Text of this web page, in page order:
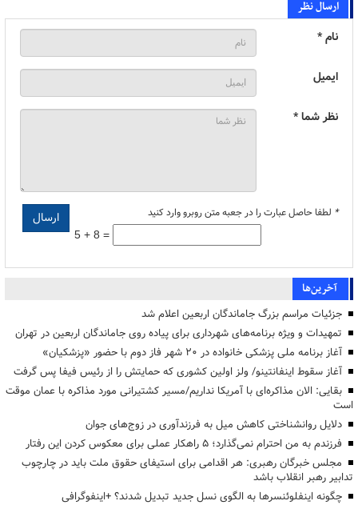
ارسال نظر
نام *
ایمیل
نظر شما *
* لطفا حاصل عبارت را در جعبه متن روبرو وارد کنید
5 + 8 =
آخرین‌ها
جزئیات مراسم بزرگ جاماندگان اربعین اعلام شد
تمهیدات و ویژه برنامه‌های شهرداری برای پیاده روی جاماندگان اربعین در تهران
آغاز برنامه ملی پزشکی خانواده در ۲۰ شهر فاز دوم با حضور «پزشکیان»
آغاز سقوط اینفانتینو/ ولز اولین کشوری که حمایتش را از رئیس فیفا پس گرفت
بقایی: الان مذاکره‌ای با آمریکا نداریم/مسیر کشتیرانی مورد مذاکره با عمان موقت
است
دلایل روانشناختی کاهش میل به فرزندآوری در زوج‌های جوان
فرزندم به من احترام نمی‌گذارد؛ ۵ راهکار عملی برای معکوس کردن این رفتار
مجلس خبرگان رهبری: هر اقدامی برای استیفای حقوق ملت باید در چارچوب
تدابیر رهبر انقلاب باشد
چگونه اینفلوئنسرها به الگوی نسل جدید تبدیل شدند؟ +اینفوگرافی